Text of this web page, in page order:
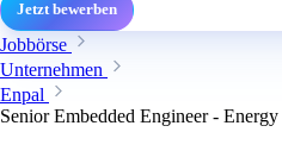
Jetzt bewerben
Jobbörse
Unternehmen
Enpal
Senior Embedded Engineer -